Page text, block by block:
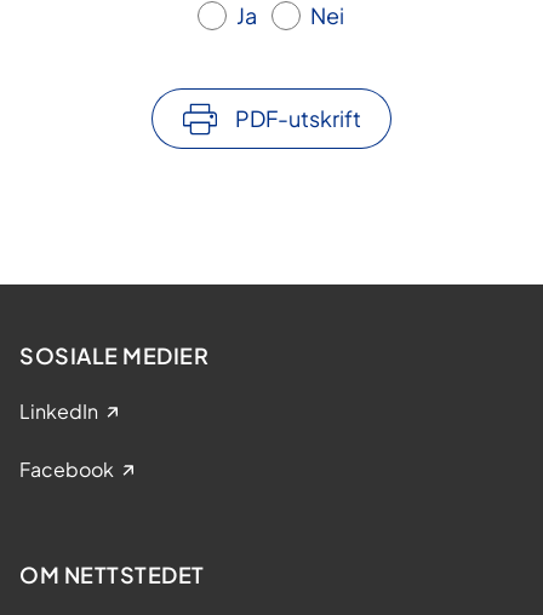
Ja Nei
PDF-utskrift
SOSIALE MEDIER
LinkedIn
Facebook
OM NETTSTEDET